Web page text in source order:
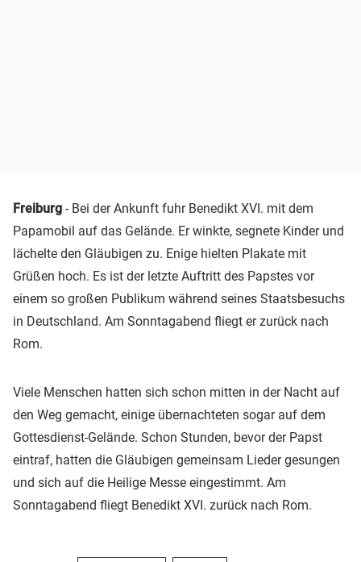
Freiburg - Bei der Ankunft fuhr Benedikt XVI. mit dem
Papamobil auf das Gelände. Er winkte, segnete Kinder und
lächelte den Gläubigen zu. Enige hielten Plakate mit
Grüßen hoch. Es ist der letzte Auftritt des Papstes vor
einem so großen Publikum während seines Staatsbesuchs
in Deutschland. Am Sonntagabend fliegt er zurück nach
Rom.
Viele Menschen hatten sich schon mitten in der Nacht auf
den Weg gemacht, einige übernachteten sogar auf dem
Gottesdienst-Gelände. Schon Stunden, bevor der Papst
eintraf, hatten die Gläubigen gemeinsam Lieder gesungen
und sich auf die Heilige Messe eingestimmt. Am
Sonntagabend fliegt Benedikt XVI. zurück nach Rom.